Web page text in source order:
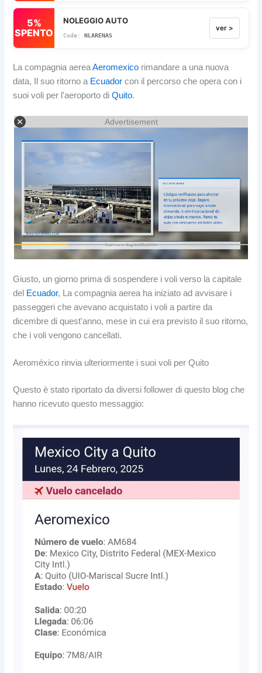
5%
SPENTO
NOLEGGIO AUTO
NLARENAS
ver >
La compagnia aereaAeromexico rimandare a una nuova
data, Il suo ritorno a Ecuador con il percorso che opera con i
suoi voli per l'aeroporto diQuito.
Advertisement
Giusto, un giorno prima di sospendere i voli verso la capitale
del Ecuador, La compagnia aerea ha iniziato ad avvisare i
passeggeri che avevano acquistato i voli a partire da
dicembre di quest'anno, mese in cui era previsto il suo ritorno,
che i voli vengono cancellati.
Aeroméxico rinvia ulteriormente i suoi voli per Quito
Questo è stato riportato da diversi follower di questo blog che
hanno ricevuto questo messaggio: